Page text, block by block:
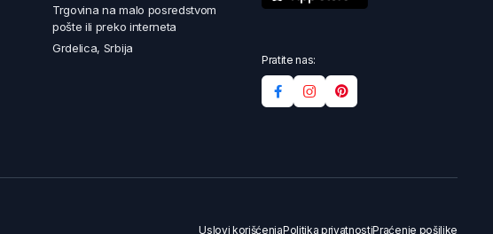
Trgovina na malo posredstvom
pošte ili preko interneta
Grdelica, Srbija
Pratite nas:
Uslovi korišćenjaPolitika privatnostiPraćenje pošiljke